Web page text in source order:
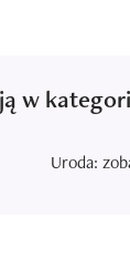
w
Uroda: